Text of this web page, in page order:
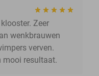
Zeer
wenkbrauwen
verven.
mooi resultaat.